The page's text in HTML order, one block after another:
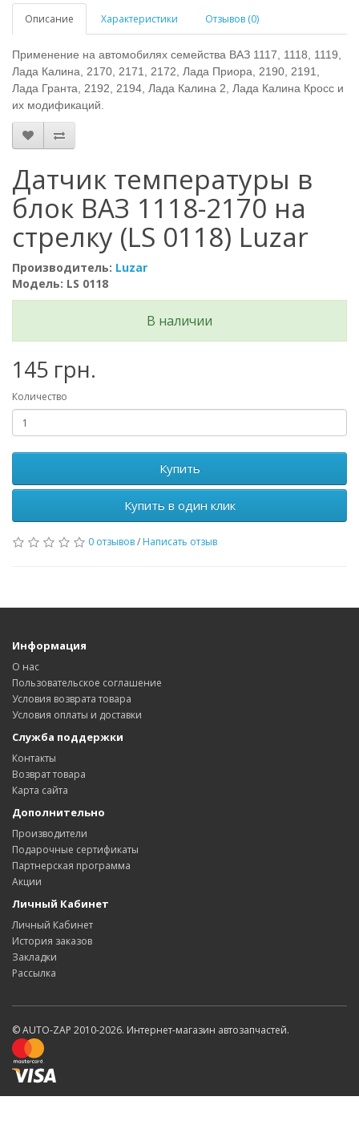
Описание Характеристики Отзывов (0)
Применение на автомобилях семейства ВАЗ 1117, 1118, 1119,
Лада Калина, 2170, 2171, 2172, Лада Приора, 2190, 2191,
Лада Гранта, 2192, 2194, Лада Калина 2, Лада Калина Кросс и
их модификаций.
Датчик температуры в
блок ВАЗ 1118-2170 на
стрелку (LS 0118) Luzar
Производитель: Luzar
Модель: LS 0118
В наличии
145 грн.
Количество
Купить
Купить в один клик
0 отзывов/ Написать отзыв
Информация
О нас
Пользовательское соглашение
Условия возврата товара
Условия оплаты и доставки
Служба поддержки
Контакты
Возврат товара
Карта сайта
Дополнительно
Производители
Подарочные сертификаты
Партнерская программа
Акции
Личный Кабинет
Личный Кабинет
История заказов
Закладки
Рассылка
© AUTO-ZAP 2010-2026. Интернет-магазин автозапчастей.